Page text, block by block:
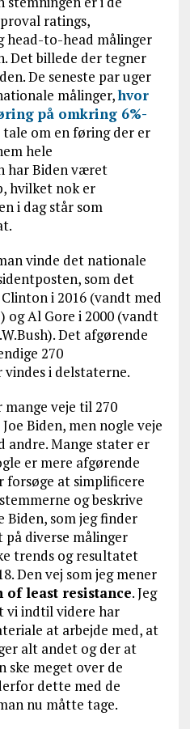
ratings,
head-to-head målinger
Det billede der tegner
De seneste par uger
målinger,hvor
på omkring 6%-
om en føring der er
hele
har Biden været
hvilket nok er
i dag står som
vinde det nationale
som det
i 2016 (vandt med
Al Gore i 2000 (vandt
Det afgørende
270
i delstaterne.
veje til 270
Biden, men nogle veje
andre. Mange stater er
er mere afgørende
forsøge at simplificere
og beskrive
Biden, som jeg finder
på diverse målinger
trends og resultatet
Den vej som jeg mener
of least resistance. Jeg
vi indtil videre har
at arbejde med, at
alt andet og der at
ske meget over de
dette med de
nu måtte tage.